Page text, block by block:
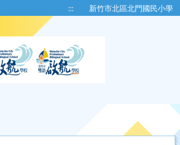
::: 新竹市北區北門國民小學